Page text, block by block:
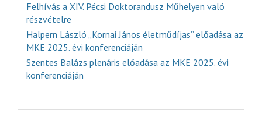
Felhívás a XIV. Pécsi Doktorandusz Műhelyen való
részvételre
Halpern László „Kornai János életműdíjas” előadása az
MKE 2025. évi konferenciáján
Szentes Balázs plenáris előadása az MKE 2025. évi
konferenciáján